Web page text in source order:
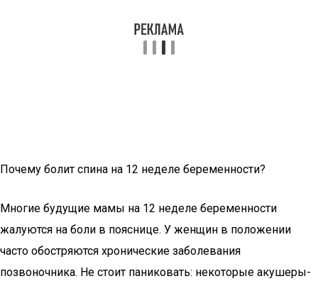
Почему болит спина на 12 неделе беременности?
Многие будущие мамы на 12 неделе беременности
жалуются на боли в пояснице. У женщин в положении
часто обостряются хронические заболевания
позвоночника. Не стоит паниковать: некоторые акушеры-